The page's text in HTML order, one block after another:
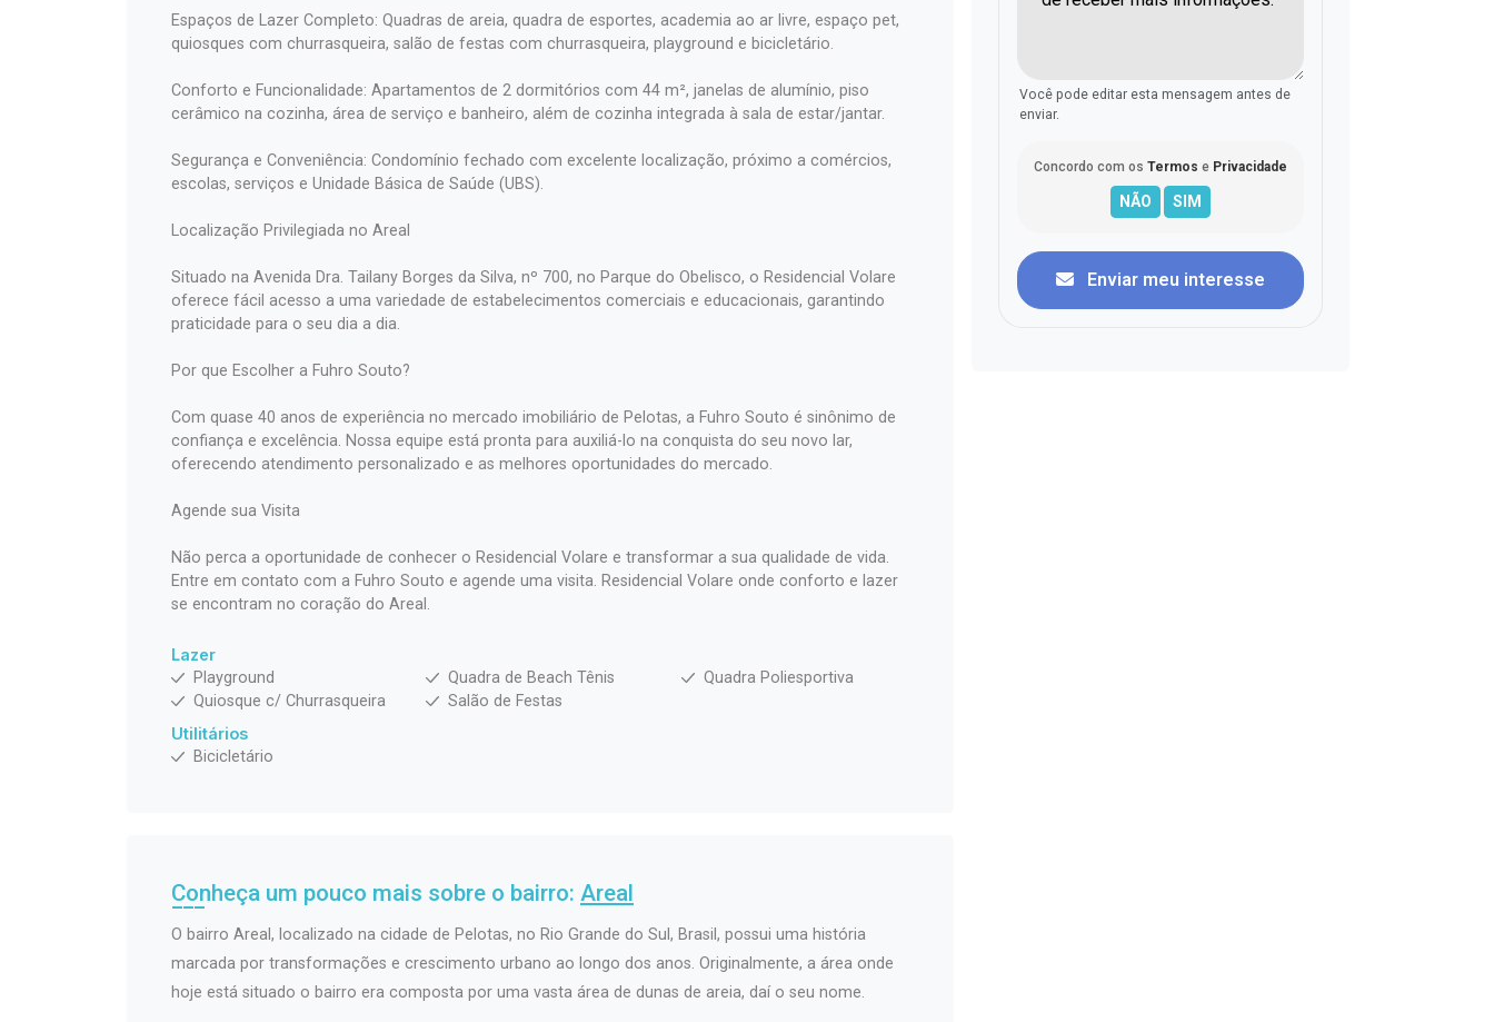
Espaços de Lazer Completo: Quadras de areia, quadra de esportes, academia ao ar livre, espaço pet,
quiosques com churrasqueira, salão de festas com churrasqueira, playground e bicicletário.
Conforto e Funcionalidade: Apartamentos de 2 dormitórios com 44 m², janelas de alumínio, piso
cerâmico na cozinha, área de serviço e banheiro, além de cozinha integrada à sala de estar/jantar.
Segurança e Conveniência: Condomínio fechado com excelente localização, próximo a comércios,
escolas, serviços e Unidade Básica de Saúde (UBS).
Localização Privilegiada no Areal
Situado na Avenida Dra. Tailany Borges da Silva, nº 700, no Parque do Obelisco, o Residencial Volare
oferece fácil acesso a uma variedade de estabelecimentos comerciais e educacionais, garantindo
praticidade para o seu dia a dia.
Por que Escolher a Fuhro Souto?
Com quase 40 anos de experiência no mercado imobiliário de Pelotas, a Fuhro Souto é sinônimo de
confiança e excelência. Nossa equipe está pronta para auxiliá-lo na conquista do seu novo lar,
oferecendo atendimento personalizado e as melhores oportunidades do mercado.
Agende sua Visita
Não perca a oportunidade de conhecer o Residencial Volare e transformar a sua qualidade de vida.
Entre em contato com a Fuhro Souto e agende uma visita. Residencial Volare onde conforto e lazer
se encontram no coração do Areal.
Lazer
Playground
Quadra de Beach Tênis
Quadra Poliesportiva
Quiosque c/ Churrasqueira
Salão de Festas
Utilitários
Bicicletário
Conheça um pouco mais sobre o bairro: Areal
O bairro Areal, localizado na cidade de Pelotas, no Rio Grande do Sul, Brasil, possui uma história
marcada por transformações e crescimento urbano ao longo dos anos. Originalmente, a área onde
hoje está situado o bairro era composta por uma vasta área de dunas de areia, daí o seu nome.
Você pode editar esta mensagem antes de
enviar.
Concordo com os Termos e Privacidade
Enviar meu interesse